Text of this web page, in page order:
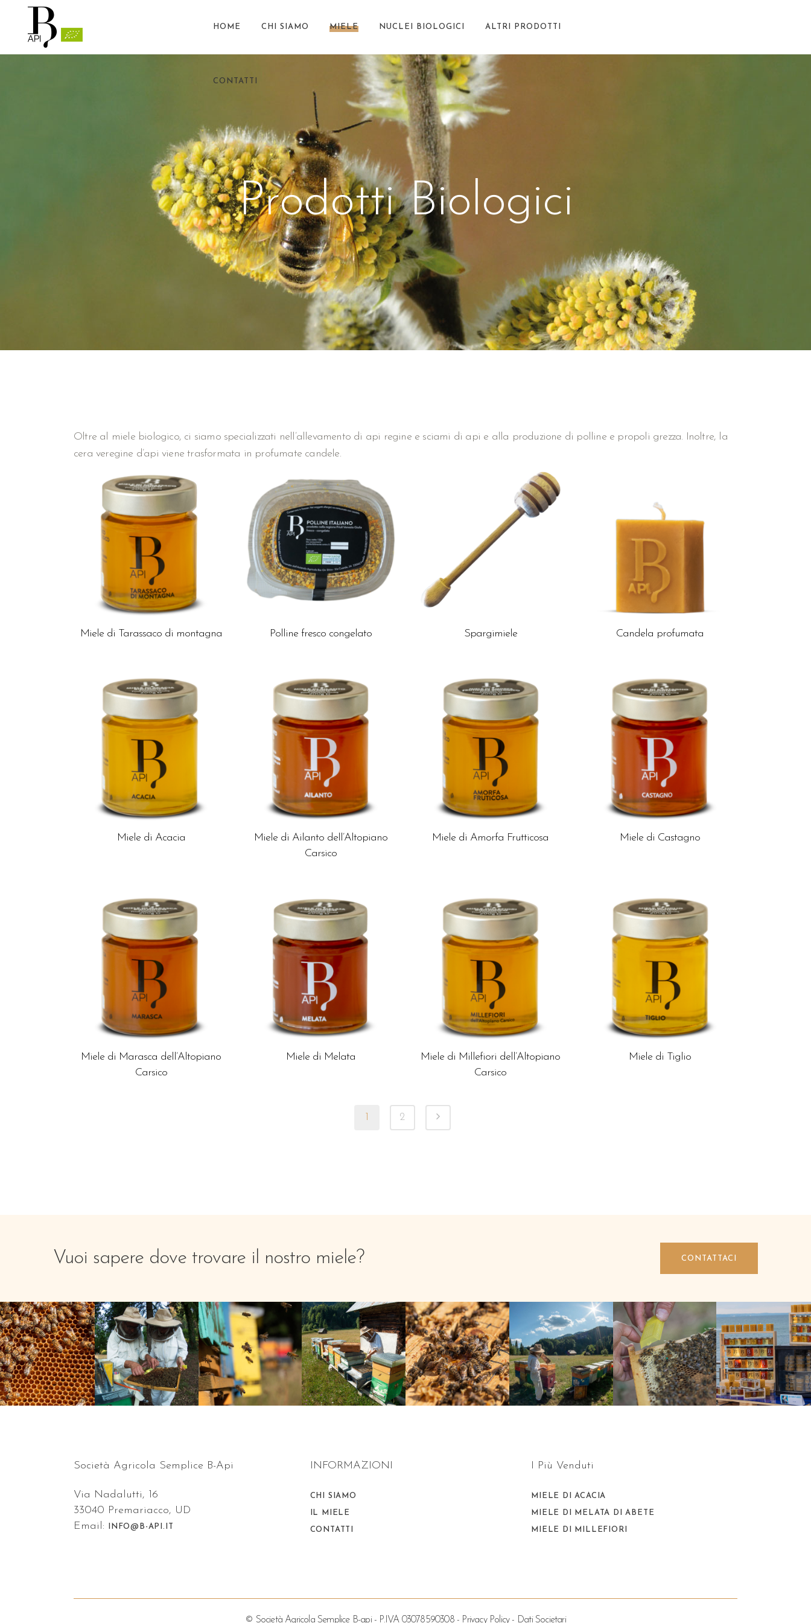
HOME CHI SIAMO MIELE NUCLEI BIOLOGICI ALTRI PRODOTTI
CONTATTI
Prodotti Biologici
Oltre al miele biologico, ci siamo specializzati nell’allevamento di api regine e sciami di api e alla produzione di polline e propoli grezza. Inoltre, la
cera veregine d’api viene trasformata in profumate candele.
Miele di Tarassaco di montagna Polline fresco congelato Spargimiele Candela profumata
Miele di Acacia
Miele di Ailanto dell’Altopiano
Carsico
Miele di Amorfa Frutticosa Miele di Castagno
Miele di Marasca dell’Altopiano
Carsico
Miele di Melata
Miele di Millefiori dell’Altopiano
Carsico
Miele di Tiglio
1 2
Vuoi sapere dove trovare il nostro miele? CONTATTACI
Società Agricola Semplice B-Api
Via Nadalutti, 16
33040 Premariacco, UD
Email:
INFO@B-API.IT
INFORMAZIONI
CHI SIAMO
IL MIELE
CONTATTI
I Più Venduti
MIELE DI ACACIA
MIELE DI MELATA DI ABETE
MIELE DI MILLEFIORI
© Società Agricola Semplice B-api - P.IVA 03078590308 - Privacy Policy- Dati Societari